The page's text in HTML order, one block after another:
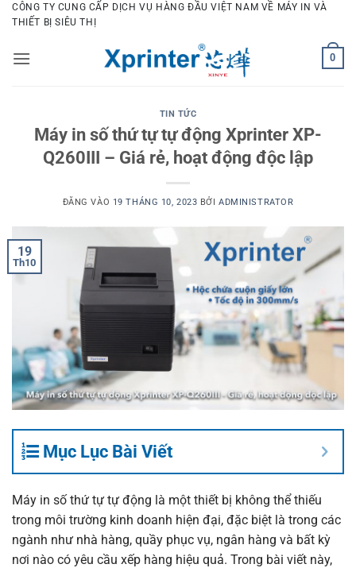
Bỏ
qua
dung
CÔNG TY CUNG CẤP DỊCH VỤ HÀNG ĐẦU VIỆT NAM VỀ MÁY IN VÀ
THIẾT BỊ SIÊU THỊ
0
TIN TỨC
Máy in số thứ tự tự động Xprinter XP-
Q260III – Giá rẻ, hoạt động độc lập
ĐĂNG VÀO 19 THÁNG 10, 2023 BỞIADMINISTRATOR
19
Th10
Mục Lục Bài Viết
Máy in số thứ tự tự động là một thiết bị không thể thiếu
trong môi trường kinh doanh hiện đại, đặc biệt là trong các
ngành như nhà hàng, quầy phục vụ, ngân hàng và bất kỳ
nơi nào có yêu cầu xếp hàng hiệu quả. Trong bài viết này,